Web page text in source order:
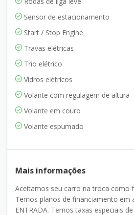
Sensor de estacionamento
Start / Stop Engine
Travas elétricas
Trio elétrico
Vidros elétricos
Volante com regulagem de altura
Volante em couro
Volante espumado
Mais informações
Aceitamos seu carro na troca como
Temos planos de financiamento em
ENTRADA. Temos taxas especiais